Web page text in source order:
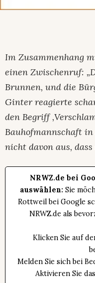
Im Zusammenhang
einen Zwischenruf:
Brunnen, und die
Ginter reagierte
den Begriff
Bauhofmannschaft in
nicht davon aus,
NRWZ.de bei
auswählen: Sie
Rottweil bei Google
NRWZ.de als
Klicken Sie auf
Melden Sie sich bei
Aktivieren Sie